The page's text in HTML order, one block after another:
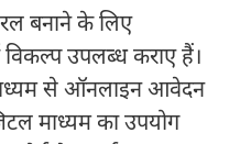
बनाने के लिए
उपलब्ध कराए हैं।
से ऑनलाइन आवेदन
माध्यम का उपयोग